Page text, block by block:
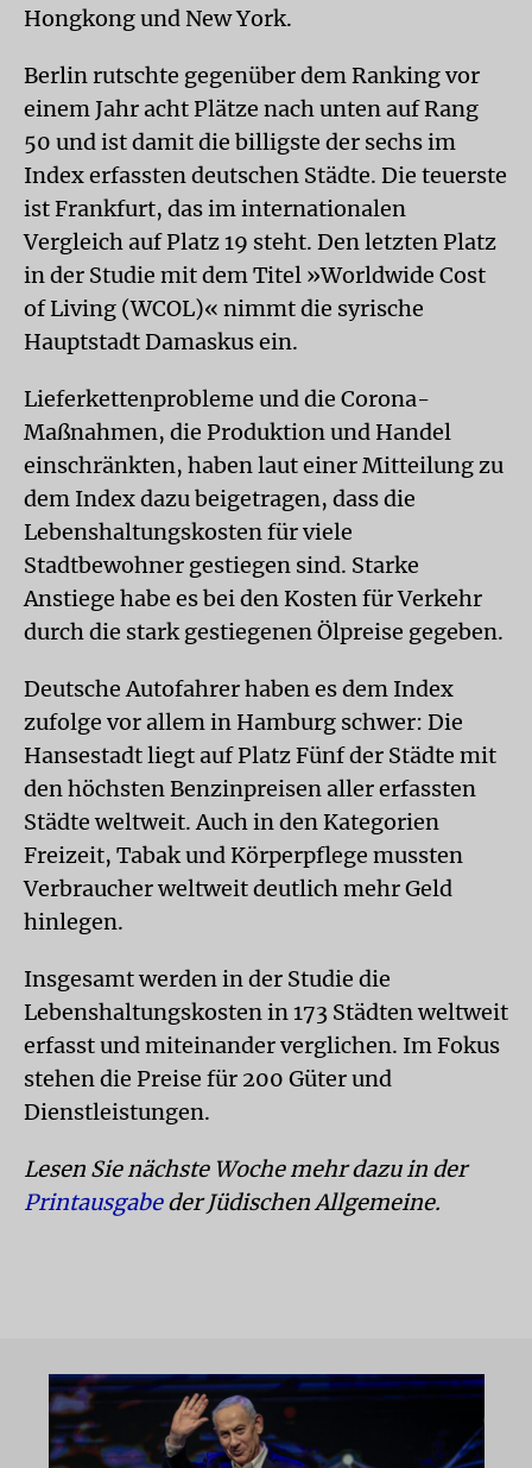
Hongkong und New York.
Berlin rutschte gegenüber dem Ranking vor
einem Jahr acht Plätze nach unten auf Rang
50 und ist damit die billigste der sechs im
Index erfassten deutschen Städte. Die teuerste
ist Frankfurt, das im internationalen
Vergleich auf Platz 19 steht. Den letzten Platz
in der Studie mit dem Titel »Worldwide Cost
of Living (WCOL)« nimmt die syrische
Hauptstadt Damaskus ein.
Lieferkettenprobleme und die Corona-
Maßnahmen, die Produktion und Handel
einschränkten, haben laut einer Mitteilung zu
dem Index dazu beigetragen, dass die
Lebenshaltungskosten für viele
Stadtbewohner gestiegen sind. Starke
Anstiege habe es bei den Kosten für Verkehr
durch die stark gestiegenen Ölpreise gegeben.
Deutsche Autofahrer haben es dem Index
zufolge vor allem in Hamburg schwer: Die
Hansestadt liegt auf Platz Fünf der Städte mit
den höchsten Benzinpreisen aller erfassten
Städte weltweit. Auch in den Kategorien
Freizeit, Tabak und Körperpflege mussten
Verbraucher weltweit deutlich mehr Geld
hinlegen.
Insgesamt werden in der Studie die
Lebenshaltungskosten in 173 Städten weltweit
erfasst und miteinander verglichen. Im Fokus
stehen die Preise für 200 Güter und
Dienstleistungen.
Lesen Sie nächste Woche mehr dazu in der
Printausgabeder Jüdischen Allgemeine.